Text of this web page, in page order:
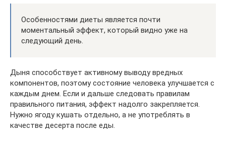
Особенностями диеты является почти
моментальный эффект, который видно уже на
следующий день.
Дыня способствует активному выводу вредных
компонентов, поэтому состояние человека улучшается с
каждым днем. Если и дальше следовать правилам
правильного питания, эффект надолго закрепляется.
Нужно ягоду кушать отдельно, а не употреблять в
качестве десерта после еды.